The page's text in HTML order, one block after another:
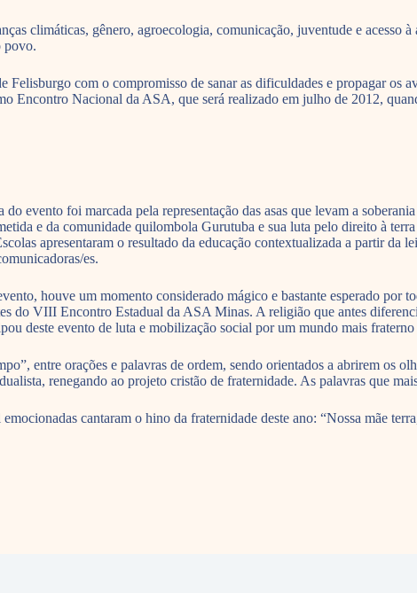
climáticas, gênero, agroecologia, comunicação, juventude e acesso
povo.
com o compromisso de sanar as dificuldades e propagar os
Encontro Nacional da ASA, que será realizado em julho de 2012,
evento foi marcada pela representação das asas que levam a
e da comunidade quilombola Gurutuba e sua luta pelo direito à
apresentaram o resultado da educação contextualizada a partir
es.
houve um momento considerado mágico e bastante esperado por
do VIII Encontro Estadual da ASA Minas. A religião que antes
deste evento de luta e mobilização social por um mundo mais fraterno
entre orações e palavras de ordem, sendo orientados a abrirem os
renegando ao projeto cristão de fraternidade. As palavras que
cantaram o hino da fraternidade deste ano: “Nossa mãe